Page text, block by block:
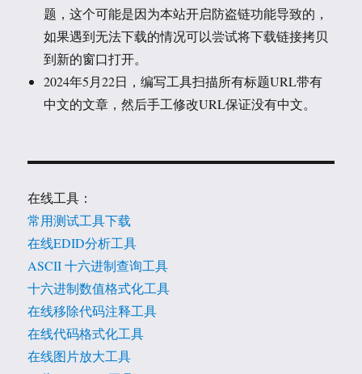
题，这个可能是因为本站开启防盗链功能导致的，
如果遇到无法下载的情况可以尝试将下载链接拷贝
到新的窗口打开。
2024年5月22日，编写工具扫描所有标题URL带有
中文的文章，然后手工修改URL保证没有中文。
在线工具：
常用测试工具下载
在线EDID分析工具
ASCII 十六进制查询工具
十六进制数值格式化工具
在线移除代码注释工具
在线代码格式化工具
在线图片放大工具